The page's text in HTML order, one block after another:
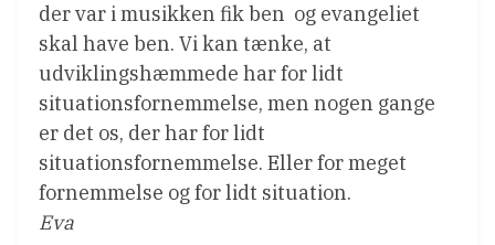
der var i musikken fik ben  og evangeliet
skal have ben. Vi kan tænke, at
udviklingshæmmede har for lidt
situationsfornemmelse, men nogen gange
er det os, der har for lidt
situationsfornemmelse. Eller for meget
fornemmelse og for lidt situation.
Eva